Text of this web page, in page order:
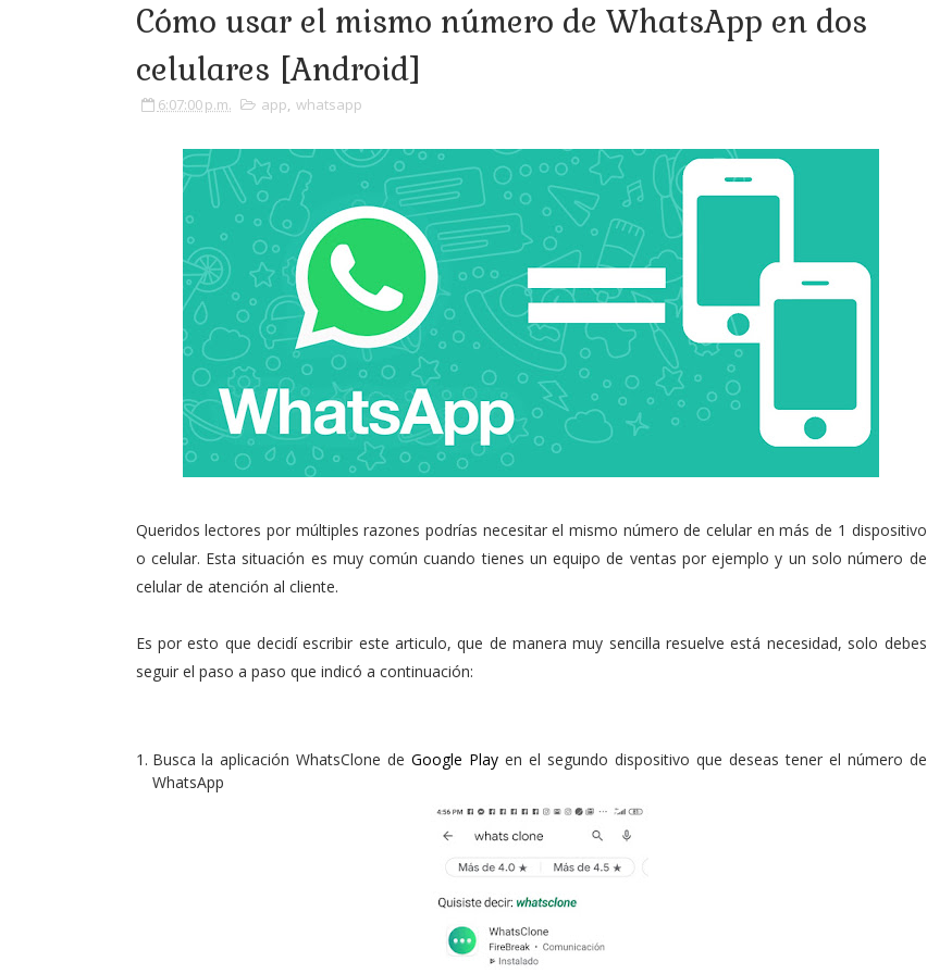
Cómo usar el mismo número de WhatsApp en dos
celulares [Android]
6:07:00 p.m. app, whatsapp
Queridos lectores por múltiples razones podrías necesitar el mismo número de celular en más de 1 dispositivo
o celular. Esta situación es muy común cuando tienes un equipo de ventas por ejemplo y un solo número de
celular de atención al cliente.
Es por esto que decidí escribir este articulo, que de manera muy sencilla resuelve está necesidad, solo debes
seguir el paso a paso que indicó a continuación:
Busca la aplicación WhatsClone deGoogle Play en el segundo dispositivo que deseas tener el número de
WhatsApp